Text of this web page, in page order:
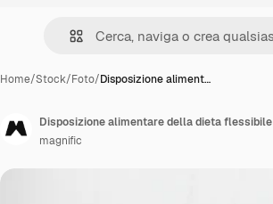
Home/Stock/Foto/Disposizione aliment…
Disposizione alimentare della dieta flessibile
magnific